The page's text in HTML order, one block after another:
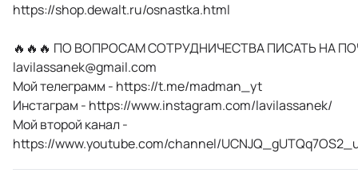
https://shop.dewalt.ru/osnastka.html
🔥🔥🔥 ПО ВОПРОСАМ СОТРУДНИЧЕСТВА ПИСАТЬ НА
lavilassanek@gmail.com
Мой телеграмм - https://t.me/madman_yt
Инстаграм - https://www.instagram.com/lavilassanek/
Мой второй канал -
https://www.youtube.com/channel/